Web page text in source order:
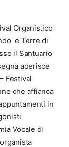
Organistico
le Terre di
il Santuario
aderisce
Festival
che affianca
in
Vocale di